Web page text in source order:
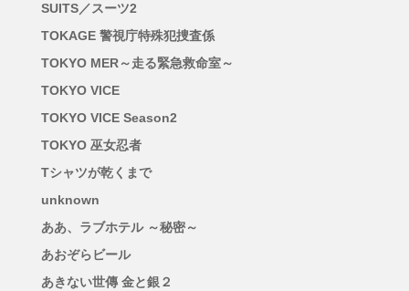
SUITS／スーツ2
TOKAGE 警視庁特殊犯捜査係
TOKYO MER～走る緊急救命室～
TOKYO VICE
TOKYO VICE Season2
TOKYO 巫女忍者
Tシャツが乾くまで
unknown
ああ、ラブホテル ～秘密～
あおぞらビール
あきない世傳 金と銀２